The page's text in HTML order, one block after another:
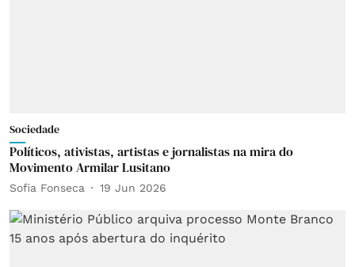
Sociedade
Políticos, ativistas, artistas e jornalistas na mira do
Movimento Armilar Lusitano
Sofia Fonseca 19 Jun 2026